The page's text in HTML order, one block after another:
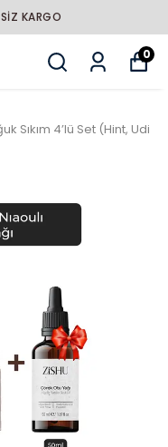
0
Sıkım 4’lü Set (Hint, Udi